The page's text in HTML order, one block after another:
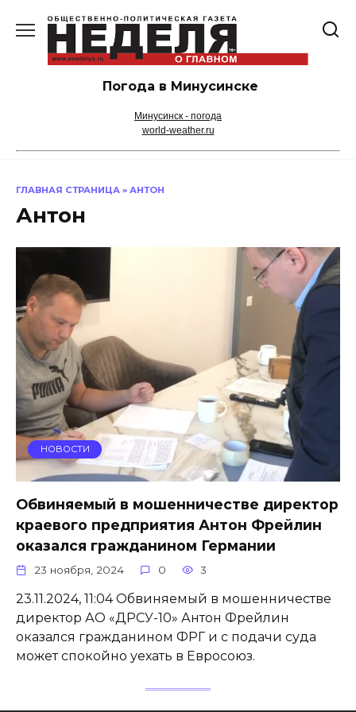
содержанию
Погода в Минусинске
Минусинск - погода
world-weather.ru
ГЛАВНАЯ СТРАНИЦА » АНТОН
Антон
НОВОСТИ
Обвиняемый в мошенничестве директор
краевого предприятия Антон Фрейлин
оказался гражданином Германии
23 ноября, 2024 0 3
23.11.2024, 11:04 Обвиняемый в мошенничестве
директор АО «ДРСУ-10» Антон Фрейлин
оказался гражданином ФРГ и с подачи суда
может спокойно уехать в Евросоюз.